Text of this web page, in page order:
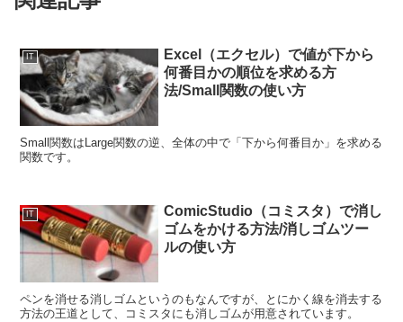
IT
Excel（エクセル）で値が下から
何番目かの順位を求める方
法/Small関数の使い方
Small関数はLarge関数の逆、全体の中で「下から何番目か」を求める
関数です。
IT
ComicStudio（コミスタ）で消し
ゴムをかける方法/消しゴムツー
ルの使い方
ペンを消せる消しゴムというのもなんですが、とにかく線を消去する
方法の王道として、コミスタにも消しゴムが用意されています。